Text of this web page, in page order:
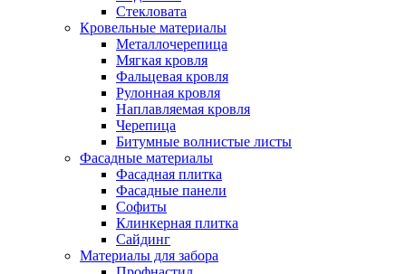
Стекловата
Кровельные материалы
Металлочерепица
Мягкая кровля
Фальцевая кровля
Рулонная кровля
Наплавляемая кровля
Черепица
Битумные волнистые листы
Фасадные материалы
Фасадная плитка
Фасадные панели
Софиты
Клинкерная плитка
Сайдинг
Материалы для забора